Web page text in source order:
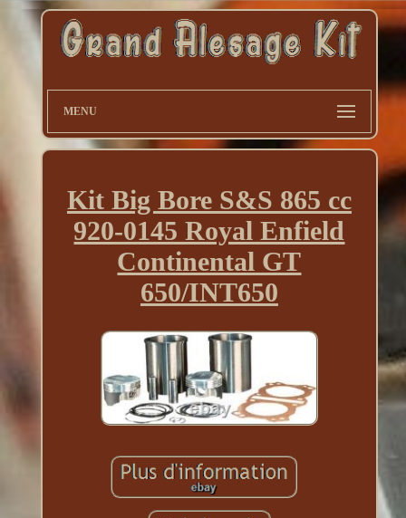
MENU
Kit Big Bore S&S 865 cc
920-0145 Royal Enfield
Continental GT
650/INT650